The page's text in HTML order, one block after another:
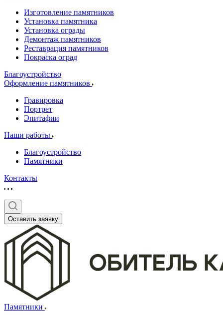
Изготовление памятников
Установка памятника
Установка ограды
Демонтаж памятников
Реставрация памятников
Покраска оград
Благоустройство
Оформление памятников
Гравировка
Портрет
Эпитафии
Наши работы
Благоустройство
Памятники
Контакты
Оставить заявку
Памятники